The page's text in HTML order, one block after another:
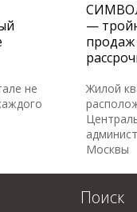
не
—
продаж
Жилой
Москвы
Поиск